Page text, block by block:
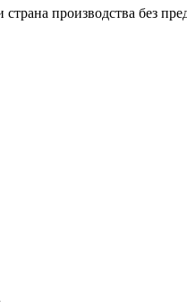
производства без